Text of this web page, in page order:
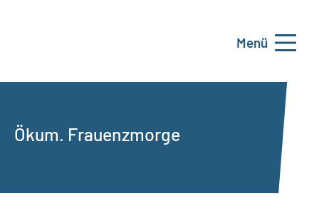
Menü
Ökum. Frauenzmorge